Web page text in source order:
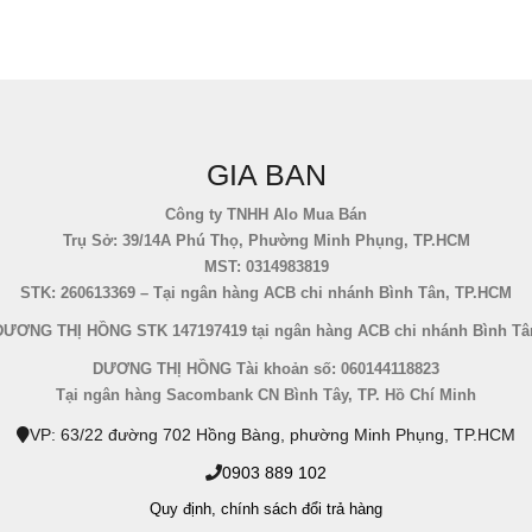
GIA BAN
Công ty TNHH Alo Mua Bán
Trụ Sở: 39/14A Phú Thọ, Phường Minh Phụng, TP.HCM
MST: 0314983819
STK: 260613369 – Tại ngân hàng ACB chi nhánh Bình Tân, TP.HCM
THỊ HỒNG STK 147197419 tại ngân hàng ACB chi nhánh Bình
DƯƠNG THỊ HỒNG Tài khoản số: 060144118823
Tại ngân hàng Sacombank CN Bình Tây, TP. Hồ Chí Minh
VP: 63/22 đường 702 Hồng Bàng, phường Minh Phụng, TP.HCM
0903 889 102
Quy định, chính sách đổi trả hàng